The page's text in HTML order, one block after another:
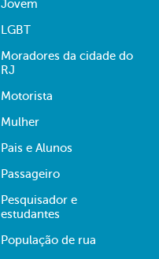
Jovem
LGBT
Moradores da cidade do
RJ
Motorista
Mulher
Pais e Alunos
Passageiro
Pesquisador e
estudantes
População de rua